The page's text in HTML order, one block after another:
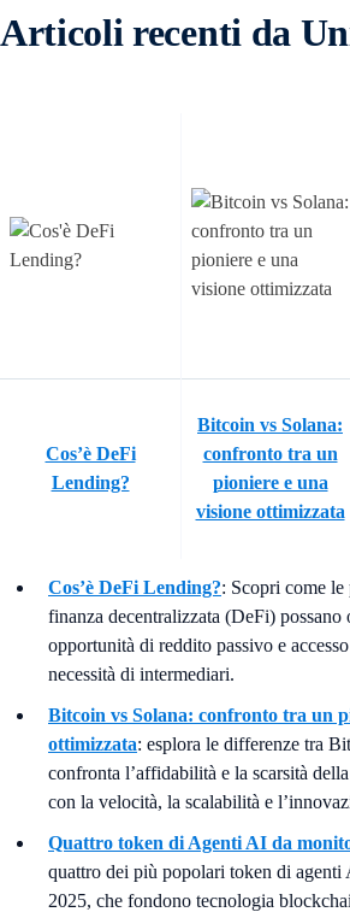
Articoli recenti da
Cos’è DeFi
Lending?
Bitcoin vs Solana:
confronto tra un
pioniere e una
visione ottimizzata
Cos’è DeFi Lending?: Scopri come
finanza decentralizzata (DeFi)
opportunità di reddito passivo e
necessità di intermediari.
Bitcoin vs Solana: confronto tra un
ottimizzata: esplora le differenze tra
confronta l’affidabilità e la scarsità
con la velocità, la scalabilità e
Quattro token di Agenti AI da
quattro dei più popolari token di agenti
2025, che fondono tecnologia